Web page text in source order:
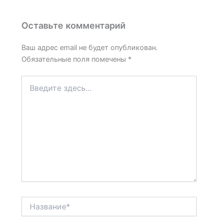
Оставьте комментарий
Ваш адрес email не будет опубликован.
Обязательные поля помечены *
здесь...